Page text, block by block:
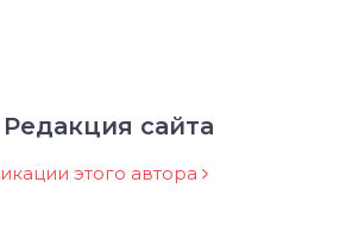
сайта
этого автора